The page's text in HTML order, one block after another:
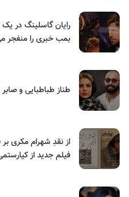
رایان گاسلینگ در
بمب خبری را منفجر
طناز طباطبایی و
از نقدِ شهرام مکری
فیلم جدید از